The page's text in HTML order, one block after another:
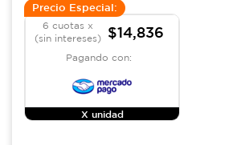
Precio Especial:
6 cuotas x
(sin intereses)
$14,836
Pagando con:
X unidad